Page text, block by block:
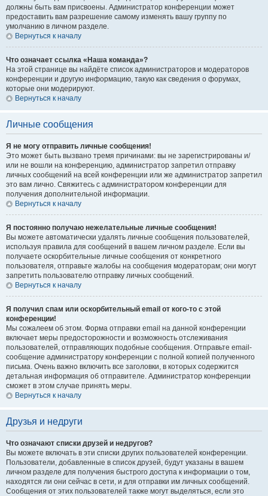
должны быть вам присвоены. Администратор конференции может
предоставить вам разрешение самому изменять вашу группу по
умолчанию в личном разделе.
Вернуться к началу
Что означает ссылка «Наша команда»?
На этой странице вы найдёте список администраторов и модераторов
конференции и другую информацию, такую как сведения о форумах,
которые они модерируют.
Вернуться к началу
Личные сообщения
Я не могу отправить личные сообщения!
Это может быть вызвано тремя причинами: вы не зарегистрированы и/
или не вошли на конференцию, администратор запретил отправку
личных сообщений на всей конференции или же администратор запретил
это вам лично. Свяжитесь с администратором конференции для
получения дополнительной информации.
Вернуться к началу
Я постоянно получаю нежелательные личные сообщения!
Вы можете автоматически удалять личные сообщения пользователей,
используя правила для сообщений в вашем личном разделе. Если вы
получаете оскорбительные личные сообщения от конкретного
пользователя, отправьте жалобы на сообщения модераторам; они могут
запретить пользователю отправку личных сообщений.
Вернуться к началу
Я получил спам или оскорбительный email от кого-то с этой
конференции!
Мы сожалеем об этом. Форма отправки email на данной конференции
включает меры предосторожности и возможность отслеживания
пользователей, отправляющих подобные сообщения. Отправьте email-
сообщение администратору конференции с полной копией полученного
письма. Очень важно включить все заголовки, в которых содержится
детальная информация об отправителе. Администратор конференции
сможет в этом случае принять меры.
Вернуться к началу
Друзья и недруги
Что означают списки друзей и недругов?
Вы можете включать в эти списки других пользователей конференции.
Пользователи, добавленные в список друзей, будут указаны в вашем
личном разделе для получения быстрого доступа к информации о том,
находятся ли они сейчас в сети, и для отправки им личных сообщений.
Сообщения от этих пользователей также могут выделяться, если это